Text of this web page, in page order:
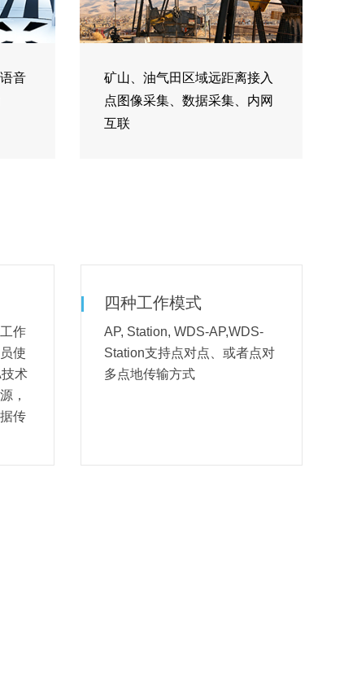
音
矿山、油气田区域远距离接入
点图像采集、数据采集、内网
互联
作
使
术
，
传
四种工作模式
AP, Station, WDS-AP,WDS-
Station支持点对点、或者点对
多点地传输方式